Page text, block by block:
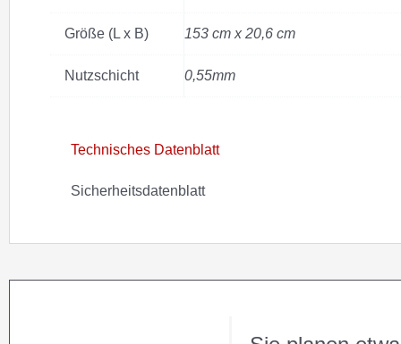
Größe (L x B) 153 cm x 20,6 cm
Nutzschicht 0,55mm
Technisches Datenblatt
Sicherheitsdatenblatt